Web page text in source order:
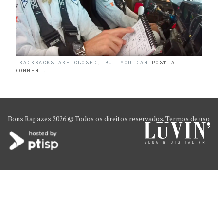
TRACKBACKS ARE CLOSED, BUT YOU CAN POST A
COMMENT
Bons Rapazes 2026 © Todos os direitos reservados.Termos de uso